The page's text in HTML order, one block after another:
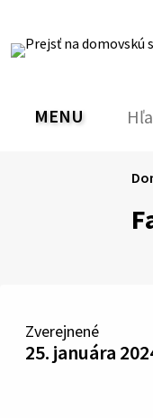
obsah
RSS MapaTlačiť
PREPNÚŤ
MENU
Zverejnené
25. januára